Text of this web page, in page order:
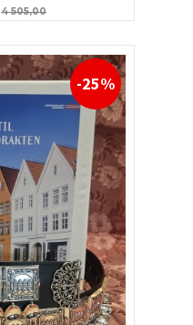
4 505,00Rabatt
-25%